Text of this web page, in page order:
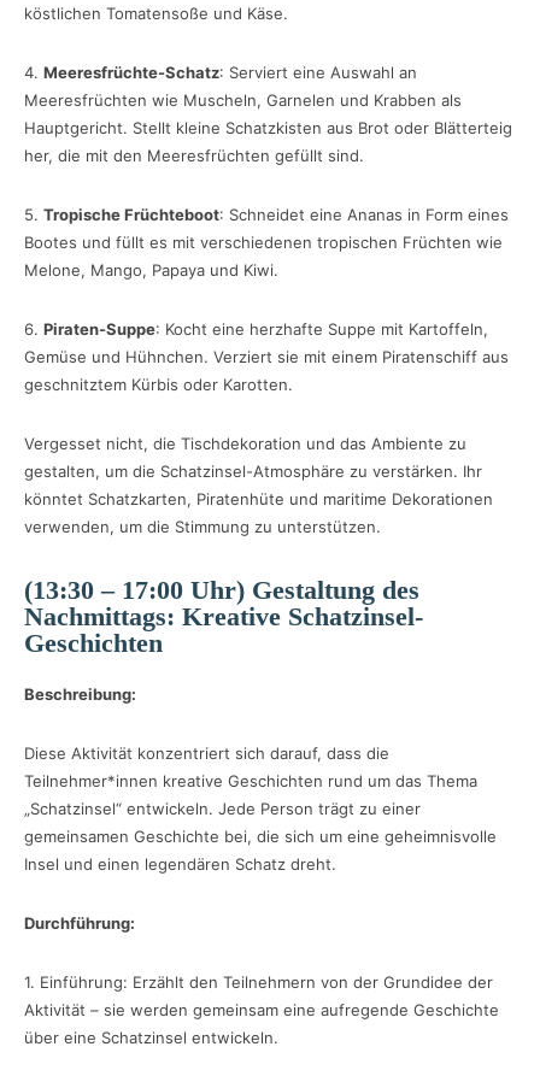
köstlichen Tomatensoße und Käse.
4. Meeresfrüchte-Schatz: Serviert eine Auswahl an
Meeresfrüchten wie Muscheln, Garnelen und Krabben als
Hauptgericht. Stellt kleine Schatzkisten aus Brot oder Blätterteig
her, die mit den Meeresfrüchten gefüllt sind.
5. Tropische Früchteboot: Schneidet eine Ananas in Form eines
Bootes und füllt es mit verschiedenen tropischen Früchten wie
Melone, Mango, Papaya und Kiwi.
6. Piraten-Suppe: Kocht eine herzhafte Suppe mit Kartoffeln,
Gemüse und Hühnchen. Verziert sie mit einem Piratenschiff aus
geschnitztem Kürbis oder Karotten.
Vergesset nicht, die Tischdekoration und das Ambiente zu
gestalten, um die Schatzinsel-Atmosphäre zu verstärken. Ihr
könntet Schatzkarten, Piratenhüte und maritime Dekorationen
verwenden, um die Stimmung zu unterstützen.
(13:30 – 17:00 Uhr) Gestaltung des
Nachmittags: Kreative Schatzinsel-
Geschichten
Beschreibung:
Diese Aktivität konzentriert sich darauf, dass die
Teilnehmer*innen kreative Geschichten rund um das Thema
„Schatzinsel“ entwickeln. Jede Person trägt zu einer
gemeinsamen Geschichte bei, die sich um eine geheimnisvolle
Insel und einen legendären Schatz dreht.
Durchführung:
1. Einführung: Erzählt den Teilnehmern von der Grundidee der
Aktivität – sie werden gemeinsam eine aufregende Geschichte
über eine Schatzinsel entwickeln.